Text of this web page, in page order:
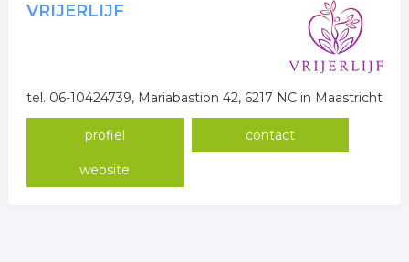
VRIJERLIJF
tel. 06-10424739, Mariabastion 42, 6217 NC in Maastricht
profiel contact
website